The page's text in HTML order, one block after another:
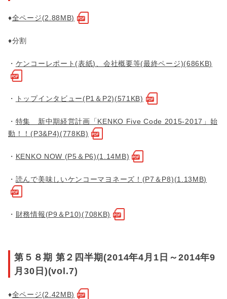
♦全ページ(2.88MB)
♦分割
・ ケンコーレポート(表紙)、会社概要等(最終ページ)(686KB)
・ トップインタビュー(P1＆P2)(571KB)
・ 特集 新中期経営計画「KENKO Five Code 2015-2017」始
動！！(P3&P4)(778KB)
・ KENKO NOW (P5＆P6)(1.14MB)
・ 読んで美味しいケンコーマヨネーズ！(P7＆P8)(1.13MB)
・ 財務情報(P9＆P10)(708KB)
第５８期 第２四半期(2014年4月1日～2014年9
月30日)(vol.7)
♦全ページ(2.42MB)